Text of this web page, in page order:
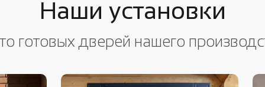
Наши установки
готовых дверей нашего